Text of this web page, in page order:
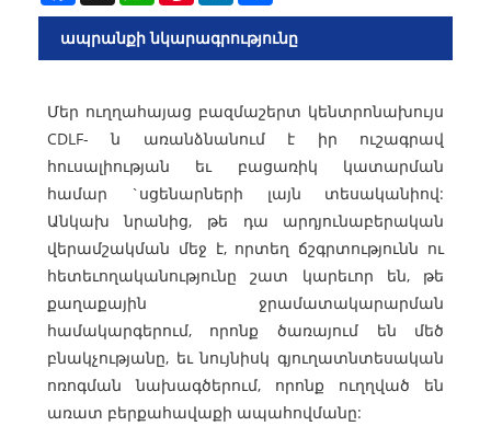
ապրանքի նկարագրությունը
Մեր ուղղահայաց բազմաշերտ կենտրոնախույս
CDLF- ն առանձնանում է իր ուշագրավ
հուսալիության եւ բացառիկ կատարման
համար `սցենարների լայն տեսականիով:
Անկախ նրանից, թե դա արդյունաբերական
վերամշակման մեջ է, որտեղ ճշգրտությունն ու
հետեւողականությունը շատ կարեւոր են, թե
քաղաքային ջրամատակարարման
համակարգերում, որոնք ծառայում են մեծ
բնակչությանը, եւ նույնիսկ գյուղատնտեսական
ոռոգման նախագծերում, որոնք ուղղված են
առատ բերքահավաքի ապահովմանը: